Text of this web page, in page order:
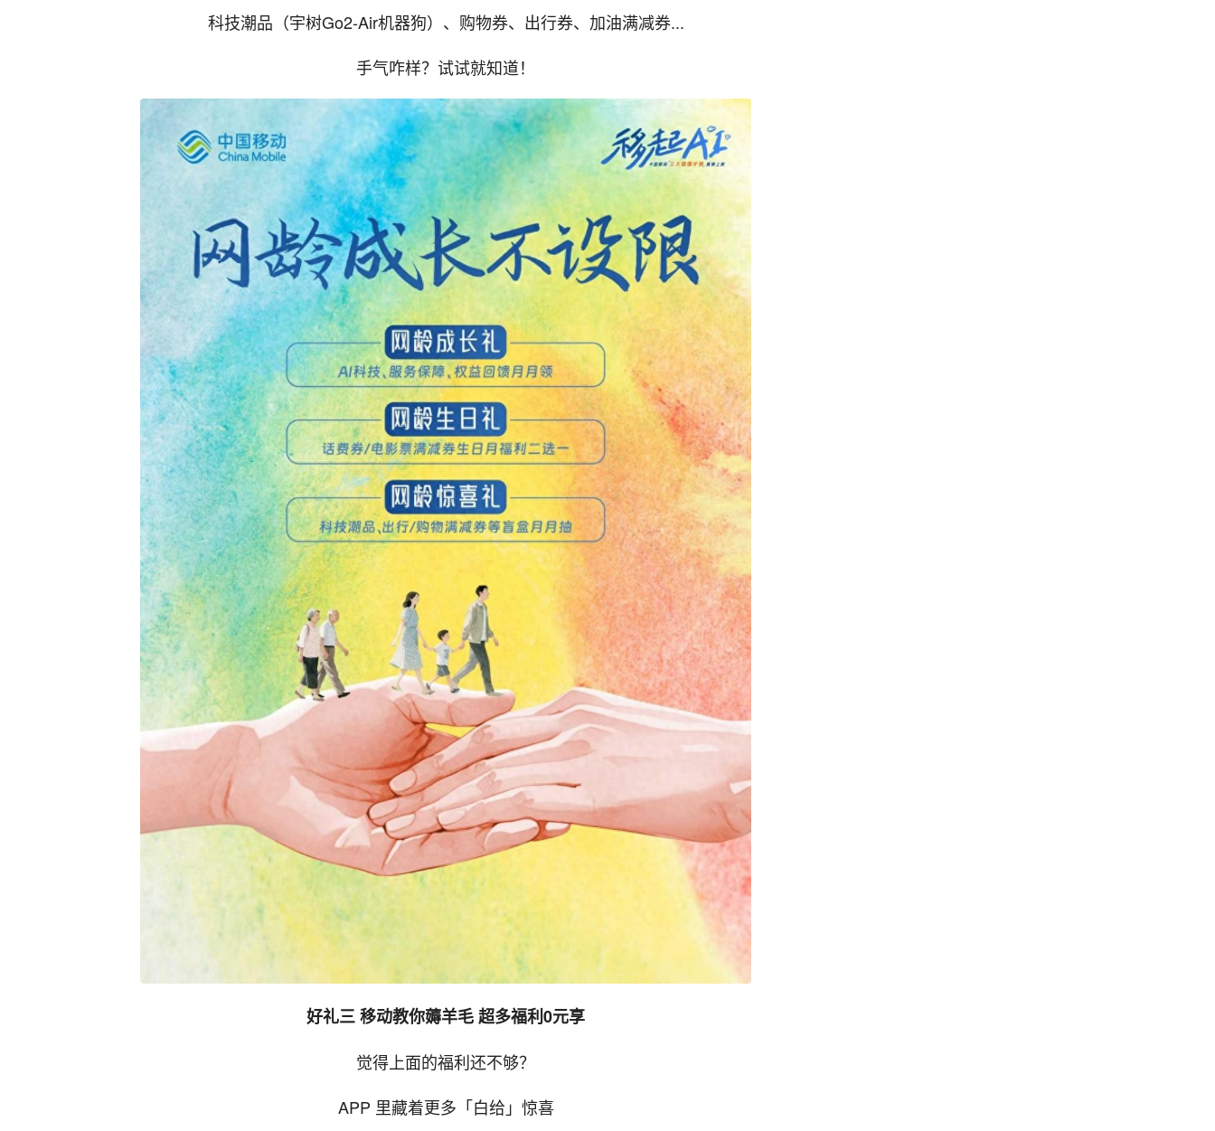
科技潮品（宇树Go2-Air机器狗）、购物券、出行券、加油满减券...
手气咋样？试试就知道！
好礼三 移动教你薅羊毛 超多福利0元享
觉得上面的福利还不够？
APP 里藏着更多「白给」惊喜